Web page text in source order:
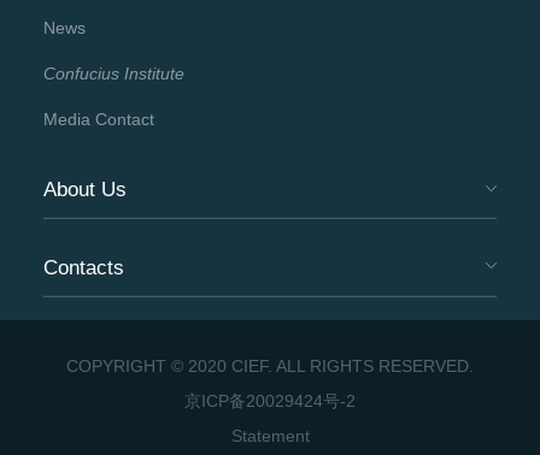
News
Confucius Institute
Media Contact
About Us
Contacts
COPYRIGHT © 2020 CIEF. ALL RIGHTS RESERVED.
京ICP备20029424号-2
Statement